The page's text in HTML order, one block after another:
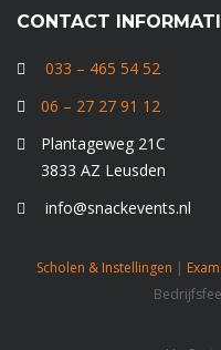
CONTACT
033 – 465 54 52
06 – 27 27 91 12
Plantageweg 21C
3833 AZ Leusden
info@snackevents.nl
Scholen & Instellingen |